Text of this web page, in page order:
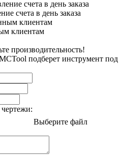
счета в день заказа
клиентам
производительность!
подберет инструмент под
Выберите файл